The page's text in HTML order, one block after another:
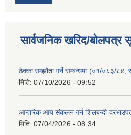
सार्वजनिक खरिद/बोलपत्र
ठेक्का सम्झौता गर्ने सम्बन्धमा (०१/०८३/८४,
मिति: 07/10/2026 - 09:52
आन्तरिक आय संकलन गर्न शिलबन्दी
मिति: 07/04/2026 - 08:34